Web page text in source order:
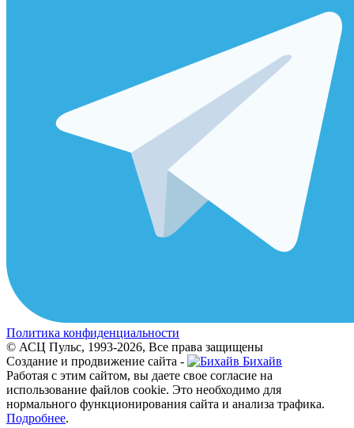
Политика конфиденциальности
© АСЦ Пульс, 1993-2026, Все права защищены
Создание и продвижение сайта -
Бихайв
Работая с этим сайтом, вы даете свое согласие на
использование файлов cookie. Это необходимо для
нормального функционирования сайта и анализа трафика.
Подробнее.